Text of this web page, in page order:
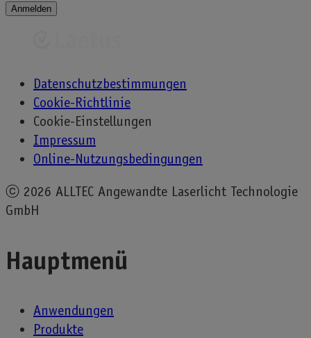
Anmelden
Datenschutzbestimmungen
Cookie-Richtlinie
Cookie-Einstellungen
Impressum
Online-Nutzungsbedingungen
ⓒ 2026 ALLTEC Angewandte Laserlicht Technologie
GmbH
Hauptmenü
Anwendungen
Produkte